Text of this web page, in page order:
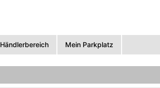
Händlerbereich Mein Parkplatz